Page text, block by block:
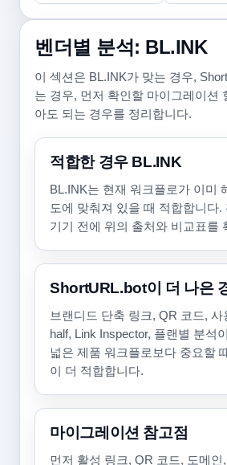
벤더별 분석: BL.INK
이 섹션은 BL.INK가 맞는 경우,
는 경우, 먼저 확인할 마이그레이션
아도 되는 경우를 정리합니다.
적합한 경우 BL.INK
BL.INK는 현재 워크플로가 이미
도에 맞춰져 있을 때 적합합니다.
기기 전에 위의 출처와 비교표를
ShortURL.bot이 더 나은
브랜디드 단축 링크, QR 코드,
half, Link Inspector, 플랜별 분석
넓은 제품 워크플로보다 중요할
이 더 적합합니다.
마이그레이션 참고점
먼저 활성 링크, QR 코드, 도메인